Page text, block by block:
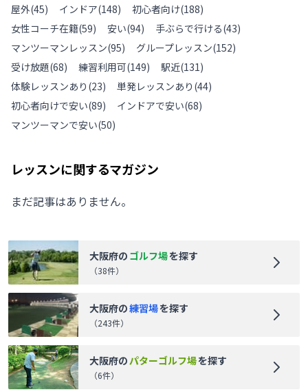
屋外(45) インドア(148) 初心者向け(188)
女性コーチ在籍(59) 安い(94) 手ぶらで行ける(43)
マンツーマンレッスン(95) グループレッスン(152)
受け放題(68) 練習利用可(149) 駅近(131)
体験レッスンあり (23) 単発レッスンあり (44)
初心者向けで安い(89) インドアで安い(68)
マンツーマンで安い(50)
レッスンに関するマガジン
まだ記事はありません。
大阪府の ゴルフ場を探す
（38件）
大阪府の練習場を探す
（243件）
大阪府のパターゴルフ場を探す
（6件）